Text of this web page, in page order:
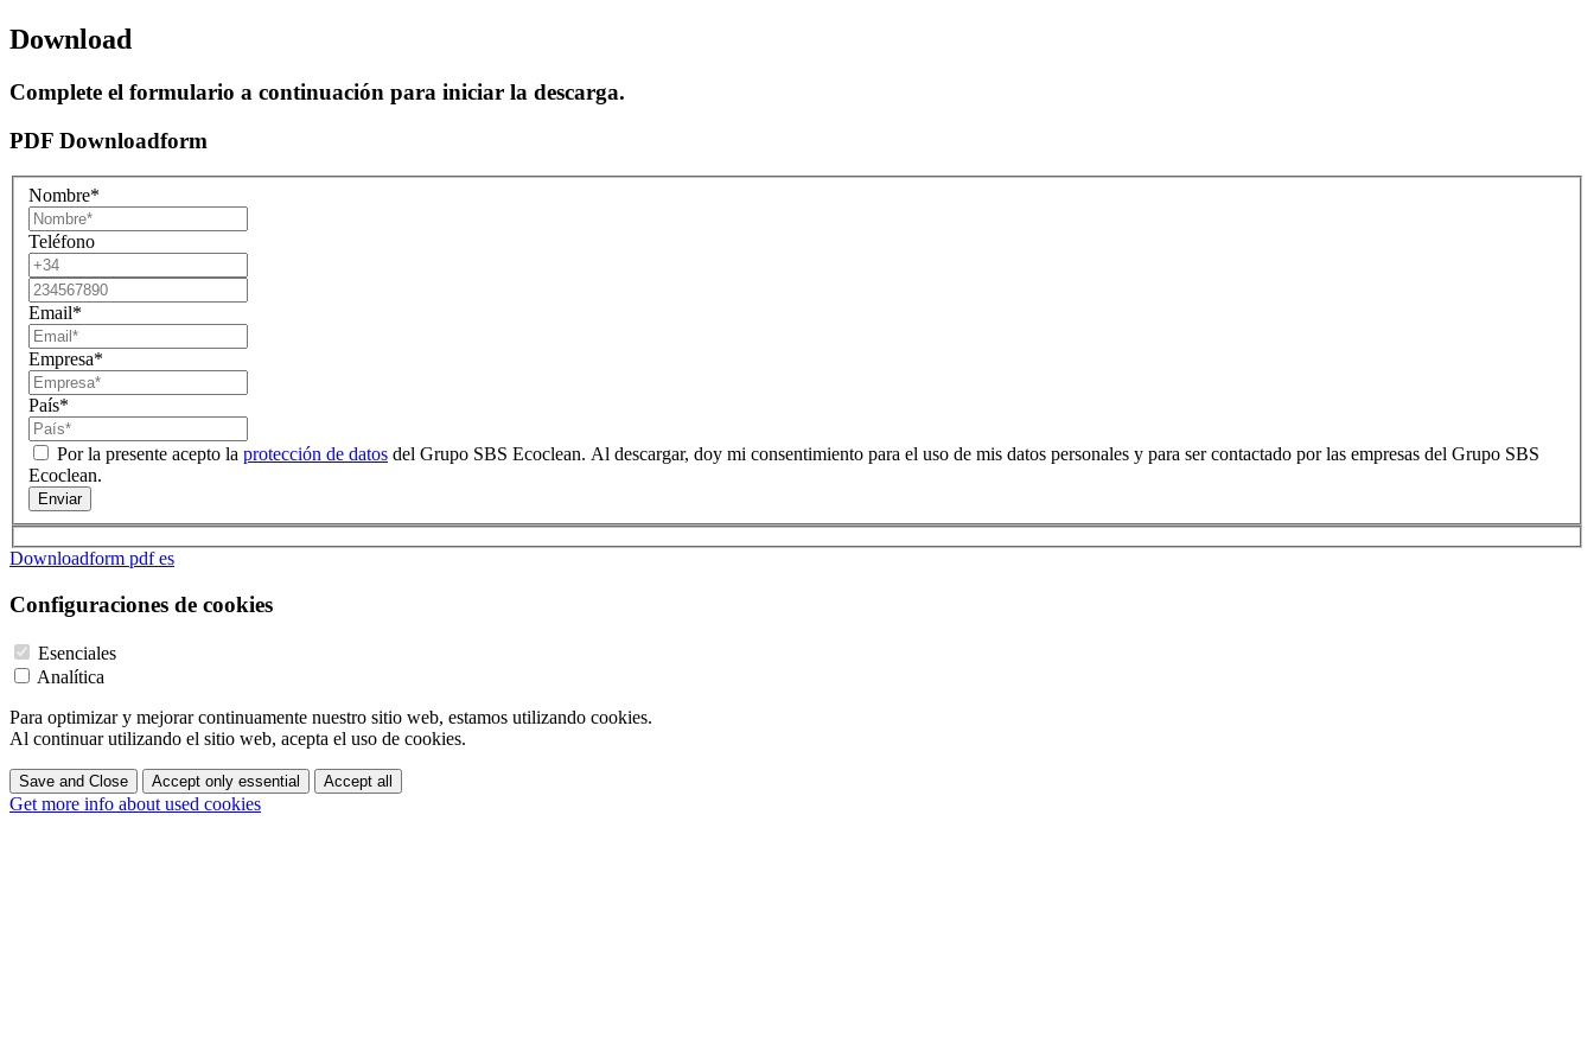
Download
Complete el formulario a continuación para iniciar la descarga.
PDF Downloadform
Nombre*
Teléfono
Email*
Empresa*
País*
Por la presente acepto la protección de datos del Grupo SBS Ecoclean. Al descargar, doy mi consentimiento para el uso de mis datos personales y para ser contactado por las empresas del Grupo SBS
Ecoclean.
Downloadform pdf es
Configuraciones de cookies
Esenciales
Analítica
Para optimizar y mejorar continuamente nuestro sitio web, estamos utilizando cookies.
Al continuar utilizando el sitio web, acepta el uso de cookies.
Save and Close Accept only essential Accept all
Get more info about used cookies